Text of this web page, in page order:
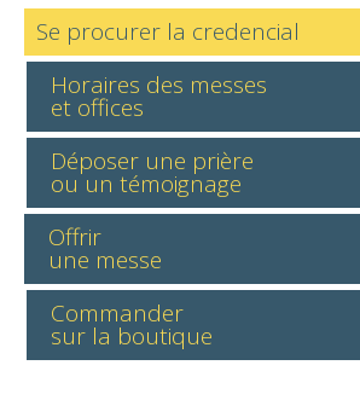
Se procurer la credencial
Horaires des messes
et offices
Déposer une prière
ou un témoignage
Offrir
une messe
Commander
sur la boutique